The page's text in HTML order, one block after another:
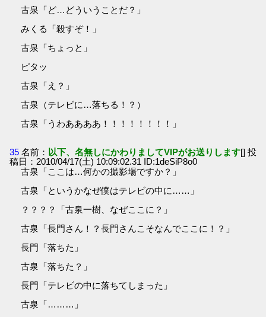
古泉「ど…どういうことだ？」
みくる「殺すぞ！」
古泉「ちょっと」
ピタッ
古泉「え？」
古泉（テレビに…落ちる！？）
古泉「うわああああ！！！！！！！！」
35 名前： 以下、名無しにかわりましてVIPがお送りします[] 投
稿日：2010/04/17(土) 10:09:02.31 ID:1deSiP8o0
古泉「ここは…何かの撮影場ですか？」
古泉「というかなぜ僕はテレビの中に……」
？？？？「古泉一樹、なぜここに？」
古泉「長門さん！？長門さんこそなんでここに！？」
長門「落ちた」
古泉「落ちた？」
長門「テレビの中に落ちてしまった」
古泉「………」